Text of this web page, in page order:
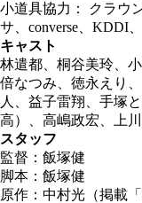
小道具協力： クラウ
サ、converse、KDDI、
キャスト
林遣都、桐谷美玲、
倍なつみ、徳永えり
人、益子雷翔、手塚
高）、高嶋政宏、上
スタッフ
監督：飯塚健
脚本：飯塚健
原作：中村光（掲載